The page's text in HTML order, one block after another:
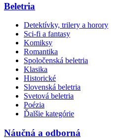
Beletria
Detektívky, trilery a horory
Sci-fi a fantasy
Komiksy
Romantika
Spoločenská beletria
Klasika
Historické
Slovenská beletria
Svetová beletria
Poézia
Ďalšie kategórie
Náučná a odborná